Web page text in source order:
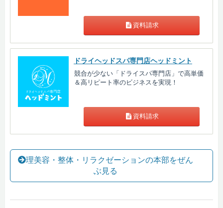
資料請求
ドライヘッドスパ専門店ヘッドミント
競合が少ない「ドライスパ専門店」で高単価
＆高リピート率のビジネスを実現！
資料請求
理美容・整体・リラクゼーションの本部をぜん
ぶ見る